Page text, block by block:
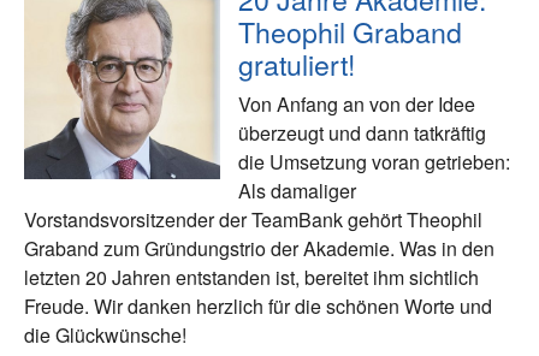
Theophil Graband
gratuliert!
Von Anfang an von der Idee
überzeugt und dann tatkräftig
die Umsetzung voran getrieben:
Als damaliger
Vorstandsvorsitzender der TeamBank gehört Theophil
Graband zum Gründungstrio der Akademie. Was in den
letzten 20 Jahren entstanden ist, bereitet ihm sichtlich
Freude. Wir danken herzlich für die schönen Worte und
die Glückwünsche!